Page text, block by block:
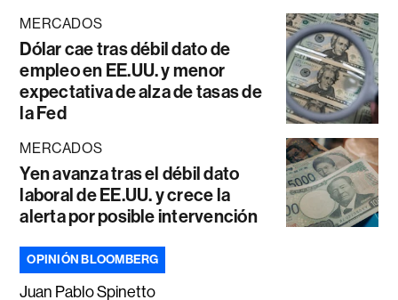
MERCADOS
Dólar cae tras débil dato de
empleo en EE.UU. y menor
expectativa de alza de tasas de
la Fed
MERCADOS
Yen avanza tras el débil dato
laboral de EE.UU. y crece la
alerta por posible intervención
OPINIÓN BLOOMBERG
Juan Pablo Spinetto